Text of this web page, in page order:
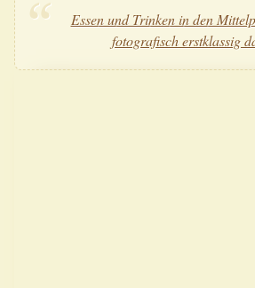
Essen und Trinken in den
fotografisch erstklassig